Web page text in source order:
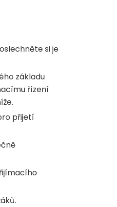
si je
základu
řízení
přijetí